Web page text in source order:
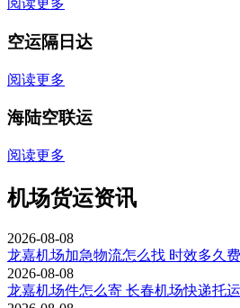
阅读更多
空运隔日达
阅读更多
海陆空联运
阅读更多
机场货运资讯
2026-08-08
龙嘉机场加急物流怎么找 时效多久
2026-08-08
龙嘉机场件怎么寄 长春机场快递托